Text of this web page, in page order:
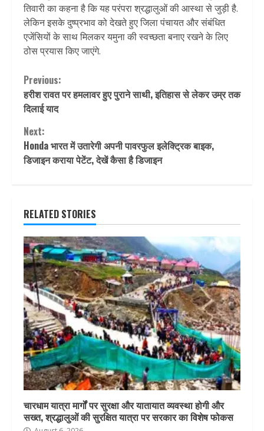
तिवारी का कहना है कि यह परंपरा श्रद्धालुओं की आस्था से जुड़ी है.
लेकिन इसके दुष्प्रभाव को देखते हुए जिला पंचायत और संबंधित
एजेंसियों के साथ मिलकर यमुना की स्वच्छता बनाए रखने के लिए
ठोस प्रयास किए जाएंगे.
Continue
Reading
Previous:
हरीश रावत पर हमलावर हुए पुराने साथी, इतिहास से लेकर उम्र तक
दिलाई याद
Next:
Honda भारत में उतारेगी अपनी पावरफुल इलेक्ट्रिक बाइक,
डिजाइन कराया पेटेंट, देखें कैसा है डिजाइन
RELATED STORIES
चारधाम यात्रा मार्गों पर सुरक्षा और यातायात व्यवस्था होगी और
सख्त, श्रद्धालुओं की सुरक्षित यात्रा पर सरकार का विशेष फोकस